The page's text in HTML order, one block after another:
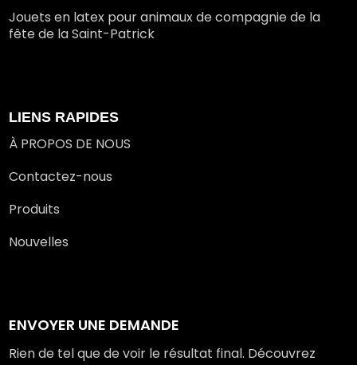
Jouets en latex pour animaux de compagnie de la
fête de la Saint-Patrick
LIENS RAPIDES
À PROPOS DE NOUS
Contactez-nous
Produits
Nouvelles
ENVOYER UNE DEMANDE
Rien de tel que de voir le résultat final. Découvrez